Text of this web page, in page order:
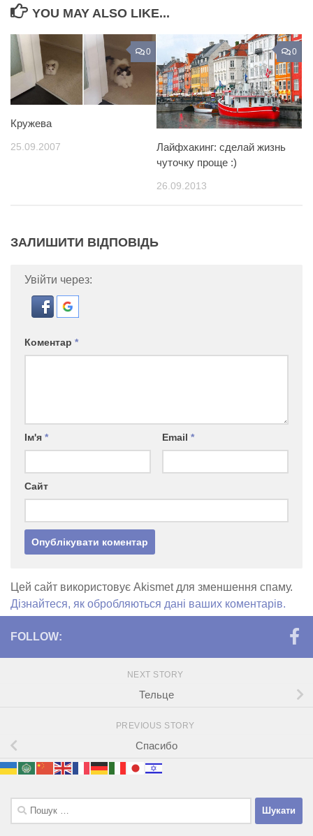
YOU MAY ALSO LIKE...
0
Кружева
25.09.2007
0
Лайфхакинг: сделай жизнь
чуточку проще :)
26.09.2013
ЗАЛИШИТИ ВІДПОВІДЬ
Увійти через:
Коментар *
Ім'я * Email *
Сайт
Цей сайт використовує Akismet для зменшення спаму.
Дізнайтеся, як обробляються дані ваших коментарів.
FOLLOW:
NEXT STORY
Тельце
PREVIOUS STORY
Спасибо
Пошук: